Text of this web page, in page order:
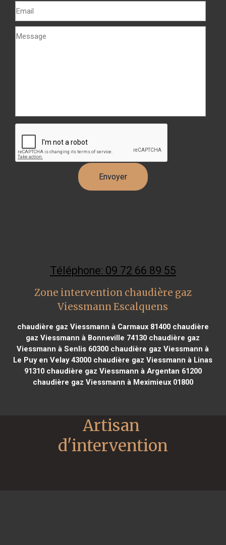
Téléphone: 09 72 66 89 55
Zone intervention chaudière gaz
Viessmann Escalquens
chaudière gaz Viessmann à Carmaux 81400chaudière
gaz Viessmann à Bonneville 74130 chaudière gaz
Viessmann à Senlis 60300 chaudière gaz Viessmann à
Le Puy en Velay 43000 chaudière gaz Viessmann à Linas
91310chaudière gaz Viessmann à Argentan 61200
chaudière gaz Viessmann à Meximieux 01800
Artisan
d'intervention